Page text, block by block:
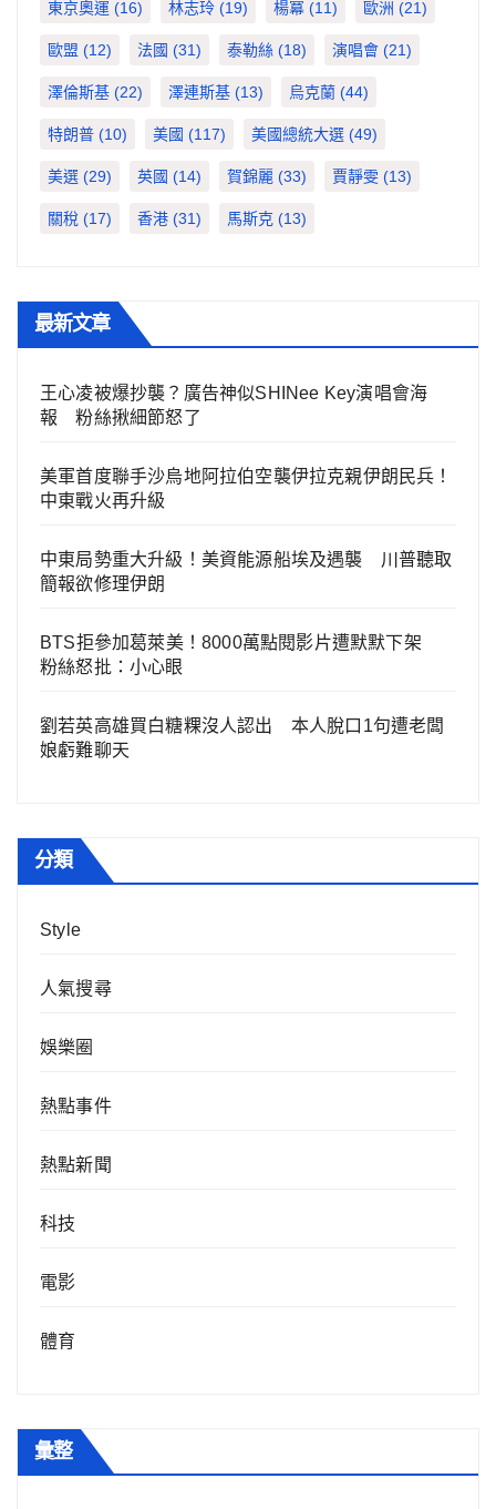
東京奧運 (16) 林志玲 (19) 楊冪 (11) 歐洲 (21)
歐盟 (12) 法國 (31) 泰勒絲 (18) 演唱會 (21)
澤倫斯基 (22) 澤連斯基 (13) 烏克蘭 (44)
特朗普 (10) 美國 (117) 美國總統大選 (49)
美選 (29) 英國 (14) 賀錦麗 (33) 賈靜雯 (13)
關稅 (17) 香港 (31) 馬斯克 (13)
最新文章
王心凌被爆抄襲？廣告神似SHINee Key演唱會海
報 粉絲揪細節怒了
美軍首度聯手沙烏地阿拉伯空襲伊拉克親伊朗民兵！
中東戰火再升級
中東局勢重大升級！美資能源船埃及遇襲 川普聽取
簡報欲修理伊朗
BTS拒參加葛萊美！8000萬點閱影片遭默默下架
粉絲怒批：小心眼
劉若英高雄買白糖粿沒人認出 本人脫口1句遭老闆
娘虧難聊天
分類
Style
人氣搜尋
娛樂圈
熱點事件
熱點新聞
科技
電影
體育
彙整